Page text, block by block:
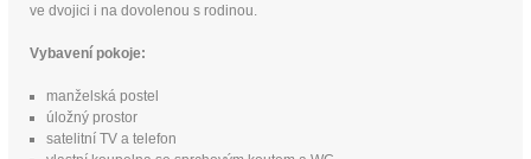
ve dvojici i na dovolenou s rodinou.
Vybavení pokoje:
manželská postel
úložný prostor
satelitní TV a telefon